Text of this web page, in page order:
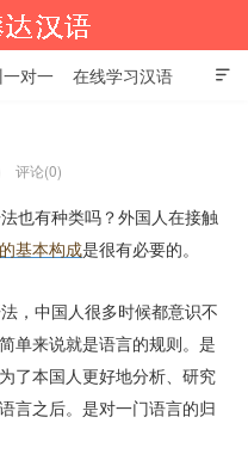

对一 在线学习汉语
评论(0)
也有种类吗？外国人在接触
基本构成是很有必要的。
，中国人很多时候都意识不
单来说就是语言的规则。是
了本国人更好地分析、研究
言之后。是对一门语言的归